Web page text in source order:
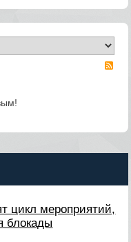
цикл мероприятий,
блокады